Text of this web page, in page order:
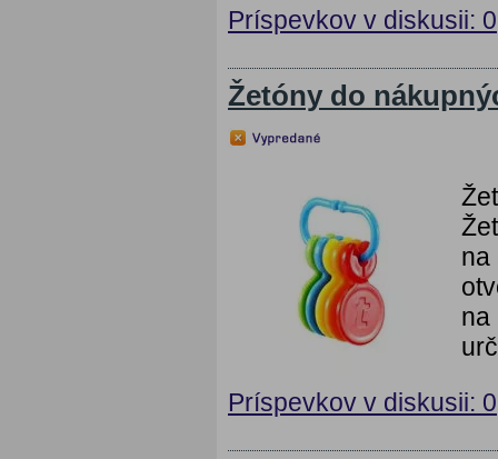
Príspevkov v diskusii: 0
Žetóny do
na
na
Príspevkov v diskusii: 0